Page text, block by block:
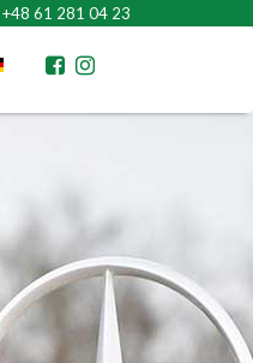
+48 61 281 04 23